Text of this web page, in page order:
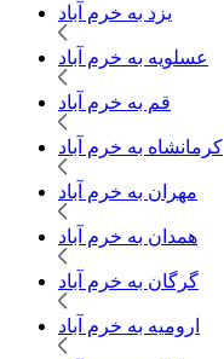
یزد به خرم آباد
عسلویه به خرم آباد
قم به خرم آباد
کرمانشاه به خرم آباد
مهران به خرم آباد
همدان به خرم آباد
گرگان به خرم آباد
ارومیه به خرم آباد